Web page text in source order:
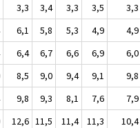
3,3 3,4 3,3 3,5 3,3
6,1 5,8 5,3 4,9 4,9
6,4 6,7 6,6 6,9 6,0
8,5 9,0 9,4 9,1 9,8
9,8 9,3 8,1 7,6 7,9
12,6 11,5 11,4 11,3 10,4